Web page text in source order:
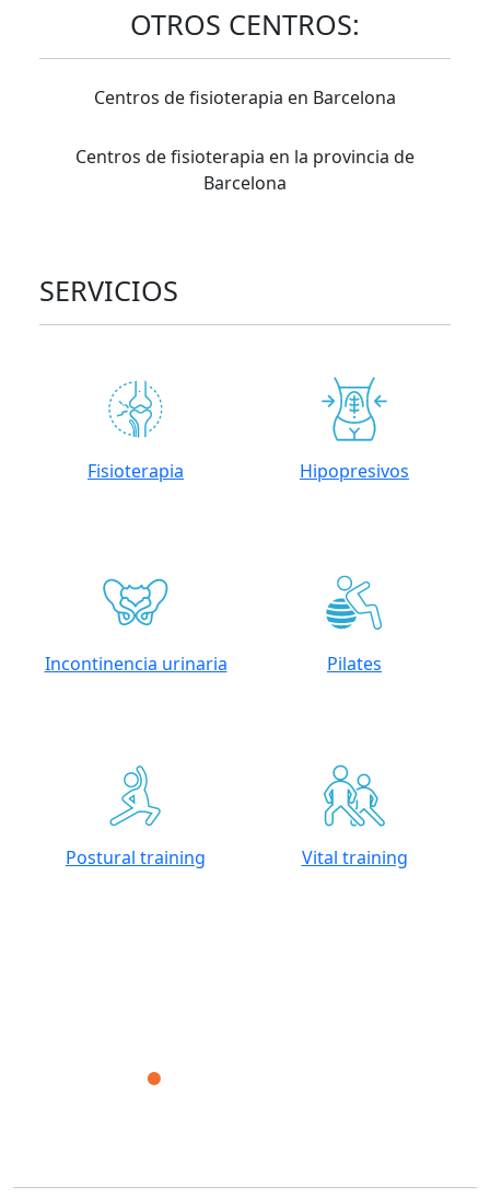
OTROS CENTROS:
Centros de fisioterapia en Barcelona
Centros de fisioterapia en la provincia de
Barcelona
SERVICIOS
Fisioterapia Hipopresivos
Incontinencia urinaria Pilates
Postural training Vital training